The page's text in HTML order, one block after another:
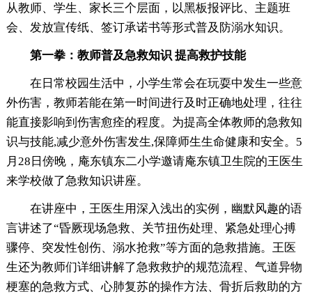
从教师、学生、家长三个层面，以黑板报评比、主题班
会、发放宣传纸、签订承诺书等形式普及防溺水知识。
第一拳：教师普及急救知识 提高救护技能
在日常校园生活中，小学生常会在玩耍中发生一些意
外伤害，教师若能在第一时间进行及时正确地处理，往往
能直接影响到伤害愈痊的程度。为提高全体教师的急救知
识与技能,减少意外伤害发生,保障师生生命健康和安全。5
月28日傍晚，庵东镇东二小学邀请庵东镇卫生院的王医生
来学校做了急救知识讲座。
在讲座中，王医生用深入浅出的实例，幽默风趣的语
言讲述了“昏厥现场急救、关节扭伤处理、紧急处理心搏
骤停、突发性创伤、溺水抢救”等方面的急救措施。王医
生还为教师们详细讲解了急救救护的规范流程、气道异物
梗塞的急救方式、心肺复苏的操作方法、骨折后救助的方